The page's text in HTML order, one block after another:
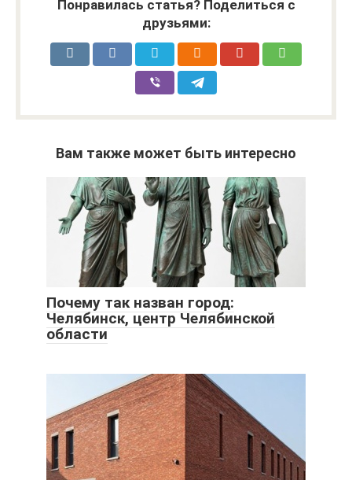
Понравилась статья? Поделиться с
друзьями:
Вам также может быть интересно
Почему так назван город:
Челябинск, центр Челябинской
области